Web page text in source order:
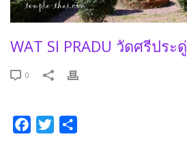
WAT SI PRADU วัดศรีประดู่
0